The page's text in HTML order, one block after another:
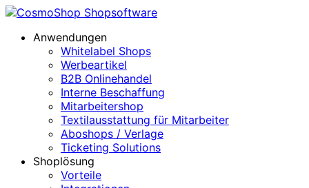
Anwendungen
Whitelabel Shops
Werbeartikel
B2B Onlinehandel
Interne Beschaffung
Mitarbeitershop
Textilausstattung für Mitarbeiter
Aboshops / Verlage
Ticketing Solutions
Shoplösung
Vorteile